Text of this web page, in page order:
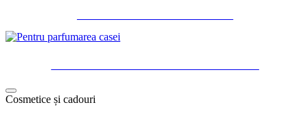
Cosmetice și cadouri